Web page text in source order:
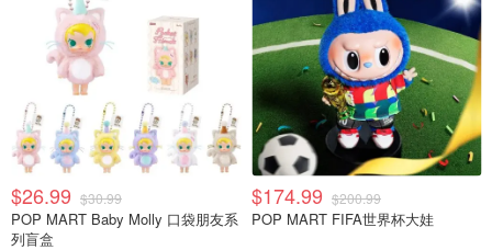
$26.99 $30.99
POP MART Baby Molly 口袋朋友系
列盲盒
$174.99 $200.99
POP MART FIFA世界杯大娃